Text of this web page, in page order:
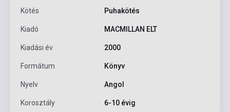
Kötés Puhakötés
Kiadó MACMILLAN ELT
Kiadási év 2000
Formátum Könyv
Nyelv Angol
Korosztály 6-10 évig